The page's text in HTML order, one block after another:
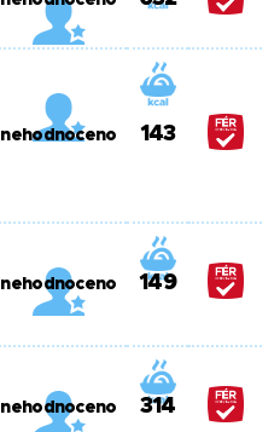
nehodnoceno 143
nehodnoceno 149
nehodnoceno 314